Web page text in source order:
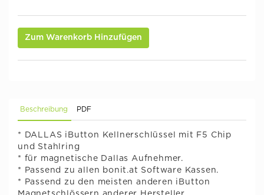
Zum Warenkorb Hinzufügen
Beschreibung PDF
* DALLAS iButton Kellnerschlüssel mit F5 Chip
und Stahlring
* für magnetische Dallas Aufnehmer.
* Passend zu allen bonit.at Software Kassen.
* Passend zu den meisten anderen iButton